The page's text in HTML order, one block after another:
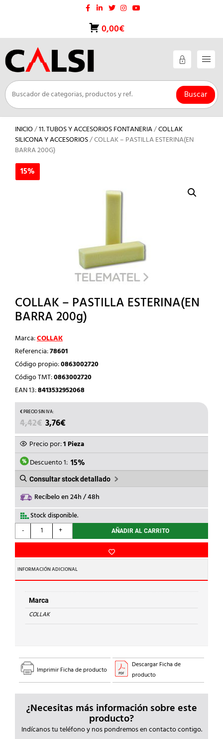
0,00€
Buscar
INICIO/11. TUBOS Y ACCESORIOS FONTANERIA/COLLAK
SILICONA Y ACCESORIOS/ COLLAK – PASTILLA ESTERINA(EN
BARRA 200G)
15%
COLLAK – PASTILLA ESTERINA(EN
BARRA 200g)
Marca:COLLAK
Referencia:78601
Código propio:0863002720
Código TMT:0863002720
EAN 13:8413532952068
4,42€ EL
PRECIO
ORIGINAL
ERA:
4,42€.
3,76€
PRECIO
ACTUAL
ES:
3,76€.
Precio por:1 Pieza
Descuento 1: 15%
Consultar stock detallado
Recíbelo en 24h / 48h
Stock disponible.
-
COLLAK
-
ESTERINA(EN
BARRA
200g)
cantidad
+ AÑADIR AL CARRITO
INFORMACIÓN ADICIONAL
Marca
COLLAK
15%
Imprimir Ficha de producto
Descargar Ficha de
producto
¿Necesitas más información sobre este
producto?
Indícanos tu teléfono y nos pondremos en contacto contigo.